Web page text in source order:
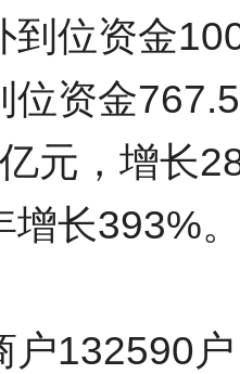
到位资金
位资金
元，增长
增长393%
户132590